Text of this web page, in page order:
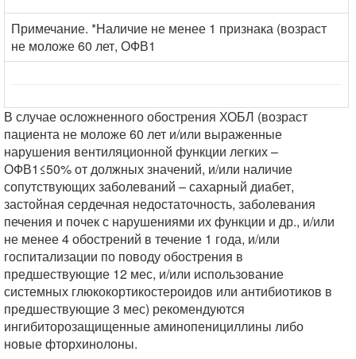
Примечание. *Наличие не менее 1 признака (возраст
не моложе 60 лет, ОФВ1
В случае осложненного обострения ХОБЛ (возраст
пациента не моложе 60 лет и/или выраженные
нарушения вентиляционной функции легких –
ОФВ1≤50% от должных значений, и/или наличие
сопутствующих заболеваний – сахарный диабет,
застойная сердечная недостаточность, заболевания
печения и почек с нарушениями их функции и др., и/или
не менее 4 обострений в течение 1 года, и/или
госпитализации по поводу обострения в
предшествующие 12 мес, и/или использование
системных глюкокортикостероидов или антибиотиков в
предшествующие 3 мес) рекомендуются
ингибиторозащищенные аминопенициллины либо
новые фторхинолоны.